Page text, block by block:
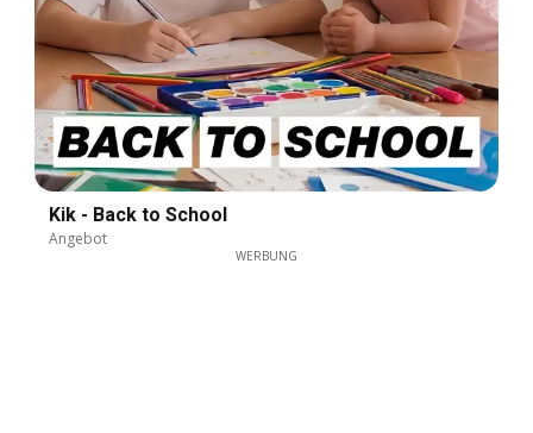
Kik - Back to School
Angebot
WERBUNG